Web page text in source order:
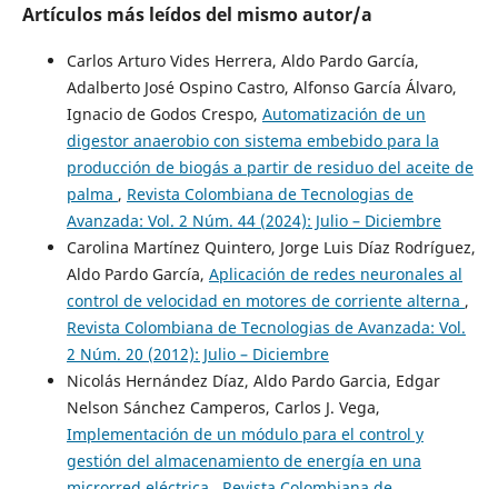
Artículos más leídos del mismo autor/a
Carlos Arturo Vides Herrera, Aldo Pardo García,
Adalberto José Ospino Castro, Alfonso García Álvaro,
Ignacio de Godos Crespo, Automatización de un
digestor anaerobio con sistema embebido para la
producción de biogás a partir de residuo del aceite de
palma , Revista Colombiana de Tecnologias de
Avanzada: Vol. 2 Núm. 44 (2024): Julio – Diciembre
Carolina Martínez Quintero, Jorge Luis Díaz Rodríguez,
Aldo Pardo García, Aplicación de redes neuronales al
control de velocidad en motores de corriente alterna ,
Revista Colombiana de Tecnologias de Avanzada: Vol.
2 Núm. 20 (2012): Julio – Diciembre
Nicolás Hernández Díaz, Aldo Pardo Garcia, Edgar
Nelson Sánchez Camperos, Carlos J. Vega,
Implementación de un módulo para el control y
gestión del almacenamiento de energía en una